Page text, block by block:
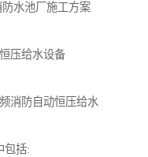
水池厂施工方案
压给水设备
消防自动恒压给水
包括: